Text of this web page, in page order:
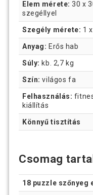
Elem mérete: 30 x
szegéllyel
Szegély mérete: 1
Anyag: Erős hab
Súly: kb. 2,7 kg
Szín: világos fa
Felhasználás:
kiállítás
Könnyű tisztítás
Csomag
18 puzzle szőnyeg